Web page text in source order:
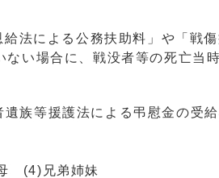
法による公務扶助料」や「戦
い場合に、戦没者等の死亡当
族等援護法による弔慰金の受給
(4)兄弟姉妹